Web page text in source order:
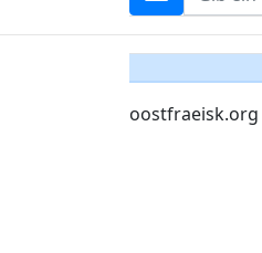
oostfraeisk.org